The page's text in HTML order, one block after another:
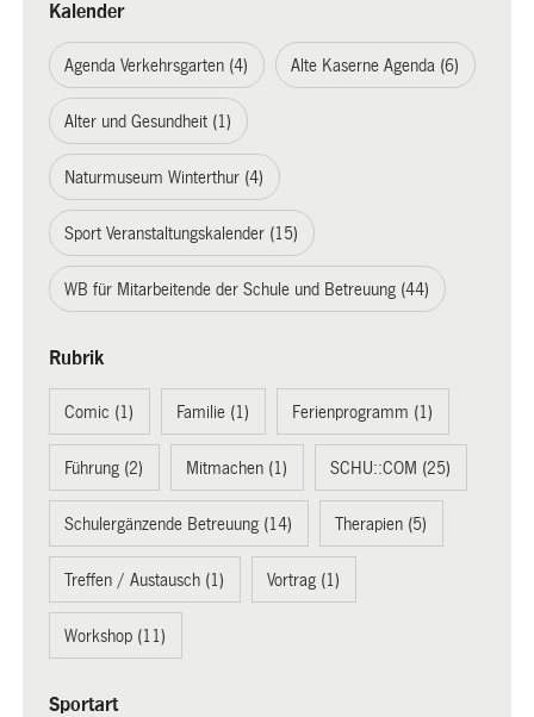
Kalender
Agenda Verkehrsgarten (4) Alte Kaserne Agenda (6)
Alter und Gesundheit (1)
Naturmuseum Winterthur (4)
Sport Veranstaltungskalender (15)
WB für Mitarbeitende der Schule und Betreuung (44)
Rubrik
Comic (1) Familie (1) Ferienprogramm (1)
Führung (2) Mitmachen (1) SCHU::COM (25)
Schulergänzende Betreuung (14) Therapien (5)
Treffen / Austausch (1) Vortrag (1)
Workshop (11)
Sportart